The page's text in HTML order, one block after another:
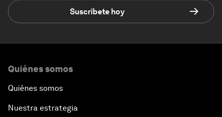
Suscríbete hoy
Quiénes somos
Quiénes somos
Nuestra estrategia